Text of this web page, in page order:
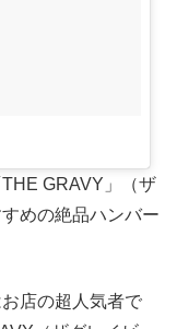
GRAVY」（ザ
めの絶品ハンバー
店の超人気者で